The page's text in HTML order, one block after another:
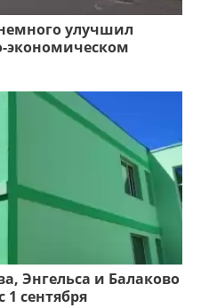
улучшил
экономическом
Энгельса и Балаково
1 сентября